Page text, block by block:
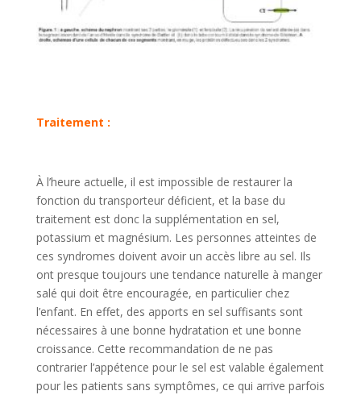
Traitement :
À l’heure actuelle, il est impossible de restaurer la
fonction du transporteur déficient, et la base du
traitement est donc la supplémentation en sel,
potassium et magnésium. Les personnes atteintes de
ces syndromes doivent avoir un accès libre au sel. Ils
ont presque toujours une tendance naturelle à manger
salé qui doit être encouragée, en particulier chez
l’enfant. En effet, des apports en sel suffisants sont
nécessaires à une bonne hydratation et une bonne
croissance. Cette recommandation de ne pas
contrarier l’appétence pour le sel est valable également
pour les patients sans symptômes, ce qui arrive parfois